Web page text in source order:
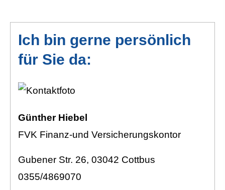
Ich bin gerne persönlich
für Sie da:
Günther Hiebel
FVK Finanz-und Versicherungskontor
Gubener Str. 26, 03042 Cottbus
0355/4869070